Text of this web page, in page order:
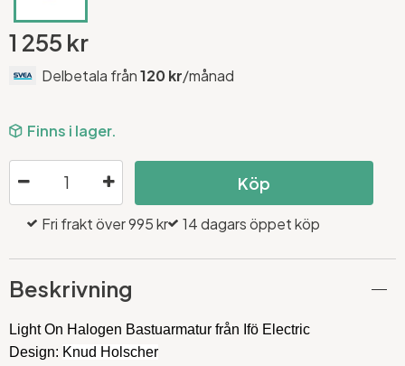
1 255 kr
Delbetala från120 kr/månad
Finns i lager.
Köp
Fri frakt över 995 kr 14 dagars öppet köp
Beskrivning
Light On Halogen Bastuarmatur från Ifö Electric
Design: Knud Holscher